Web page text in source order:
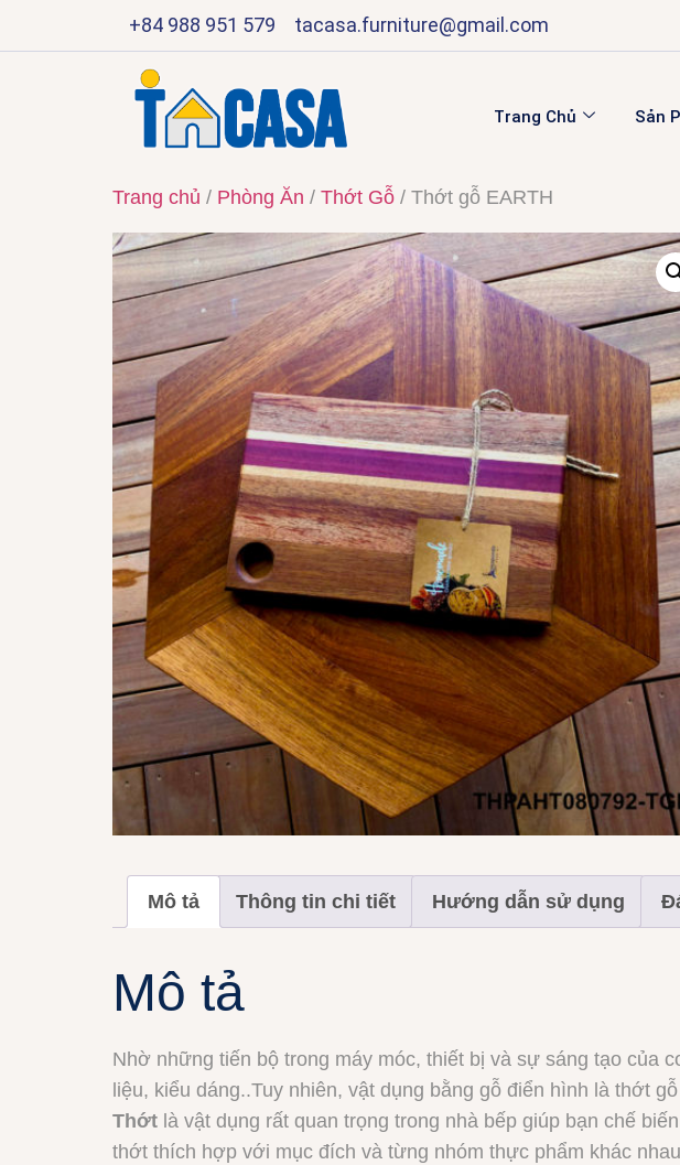
+84 988 951 579 tacasa.furniture@gmail.com
Trang Chủ Sản
Trang chủ / Phòng Ăn / Thớt Gỗ / Thớt gỗ EARTH
Mô tả Thông tin chi tiết Hướng dẫn sử dụng
Mô tả
Nhờ những tiến bộ trong máy móc, thiết bị và sự sáng tạo của
liệu, kiểu dáng..Tuy nhiên, vật dụng bằng gỗ điển hình là thớt
Thớt là vật dụng rất quan trọng trong nhà bếp giúp bạn chế
thớt thích hợp với mục đích và từng nhóm thực phẩm khác